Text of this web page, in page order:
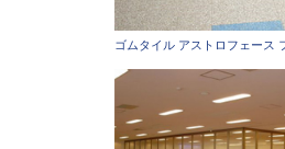
ゴムタイル アストロフェース